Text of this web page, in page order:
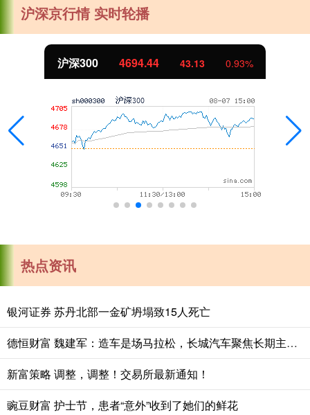
沪深京行情 实时轮播
北证50 1134.24 11.37
热点资讯
银河证券 苏丹北部一金矿坍塌致15人死亡
德恒财富 魏建军：造车是场马拉松，长城汽车聚焦长期主义与有质量的市占率
新富策略 调整，调整！交易所最新通知！
豌豆财富 护士节，患者“意外”收到了她们的鲜花